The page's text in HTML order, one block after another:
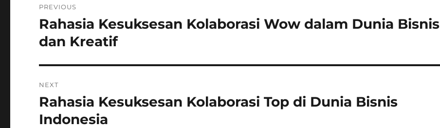
navigation
PREVIOUS
Previous
post:
Rahasia Kesuksesan Kolaborasi Wow dalam Dunia Bisnis
dan Kreatif
NEXT
Next
post:
Rahasia Kesuksesan Kolaborasi Top di Dunia Bisnis
Indonesia